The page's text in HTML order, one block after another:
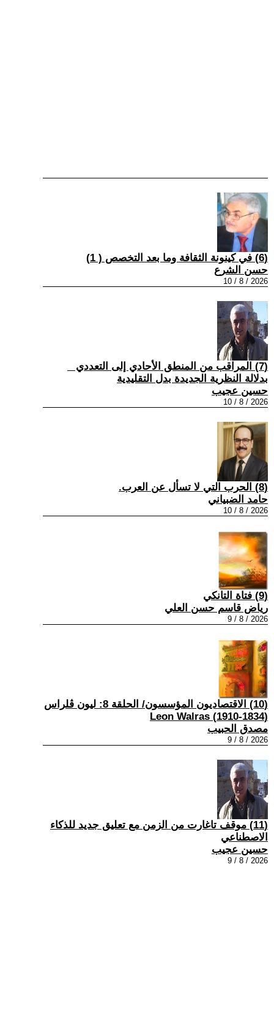
(6) في كينونة الثقافة وما بعد التخصص ( 1)
حسن الشرع
2026 / 8 / 10
(7) المراقب من المنطق الأحادي إلى التعددي _
بدلالة النظرية الجديدة بدل التقليدية
حسين عجيب
2026 / 8 / 10
(8) الحرب التي لا تسأل عن العرب.
حامد الضبياني
2026 / 8 / 10
(9) فتاة التانكي
رياض قاسم حسن العلي
2026 / 8 / 9
(10) الاقتصاديون المؤسسون/ الحلقة 8: ليون ڤلراس
(1834-1910) Leon Walras
مصدق الحبيب
2026 / 8 / 9
(11) موقف تاغارت من الزمن مع تعليق جديد للذكاء
الاصطناعي
حسين عجيب
2026 / 8 / 9